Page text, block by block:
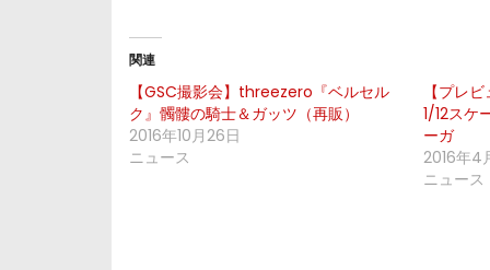
関連
【GSC撮影会】threezero『ベルセル
ク』髑髏の騎士＆ガッツ（再販）
2016年10月26日
ニュース
【プレ
1/12スケ
ーガ
2016年4
ニュース